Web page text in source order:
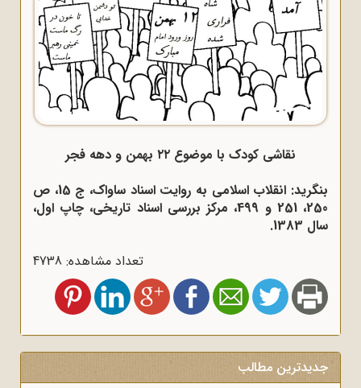
نقاشی کودک با موضوع ۲۲ بهمن و دهه فجر
بنگرید: انقلاب اسلامی به روایت اسناد ساواک، ج 15، ص
250، 251 و 499، مرکز بررسی اسناد تاریخی، چاپ اول،
سال 1383.
تعداد مشاهده: 4738
جدیدترین مطالب